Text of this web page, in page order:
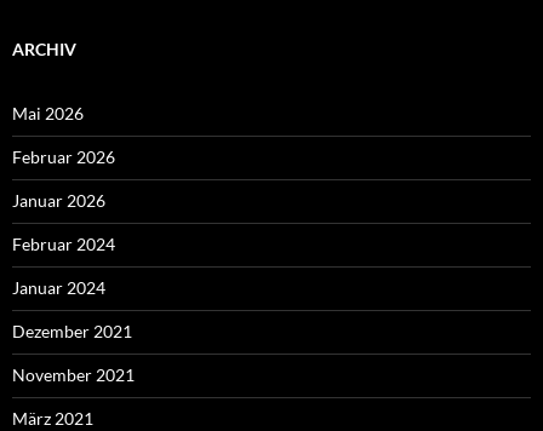
ARCHIV
Mai 2026
Februar 2026
Januar 2026
Februar 2024
Januar 2024
Dezember 2021
November 2021
März 2021